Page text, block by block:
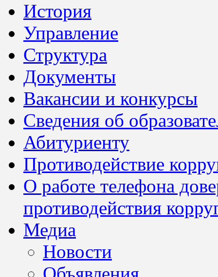
История
Управление
Структура
Документы
Вакансии и конкурсы
Сведения об
Абитуриенту
Противодействие
О работе телефона
противодействия
Медиа
Новости